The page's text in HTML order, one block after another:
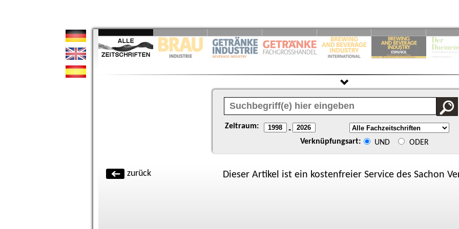
Zeitraum: -
Verknüpfungsart: UND ODER
zurück Dieser Artikel ist ein kostenfreier Service des Sachon